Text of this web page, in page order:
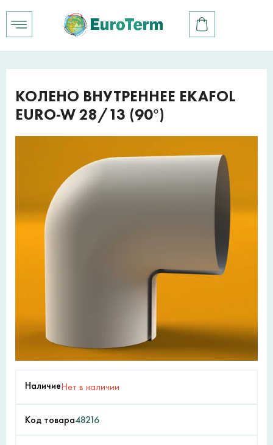
КОЛЕНО ВНУТРЕННЕЕ EKAFOL
EURO-W 28/13 (90°)
НаличиеНет в наличии
Код товара48216